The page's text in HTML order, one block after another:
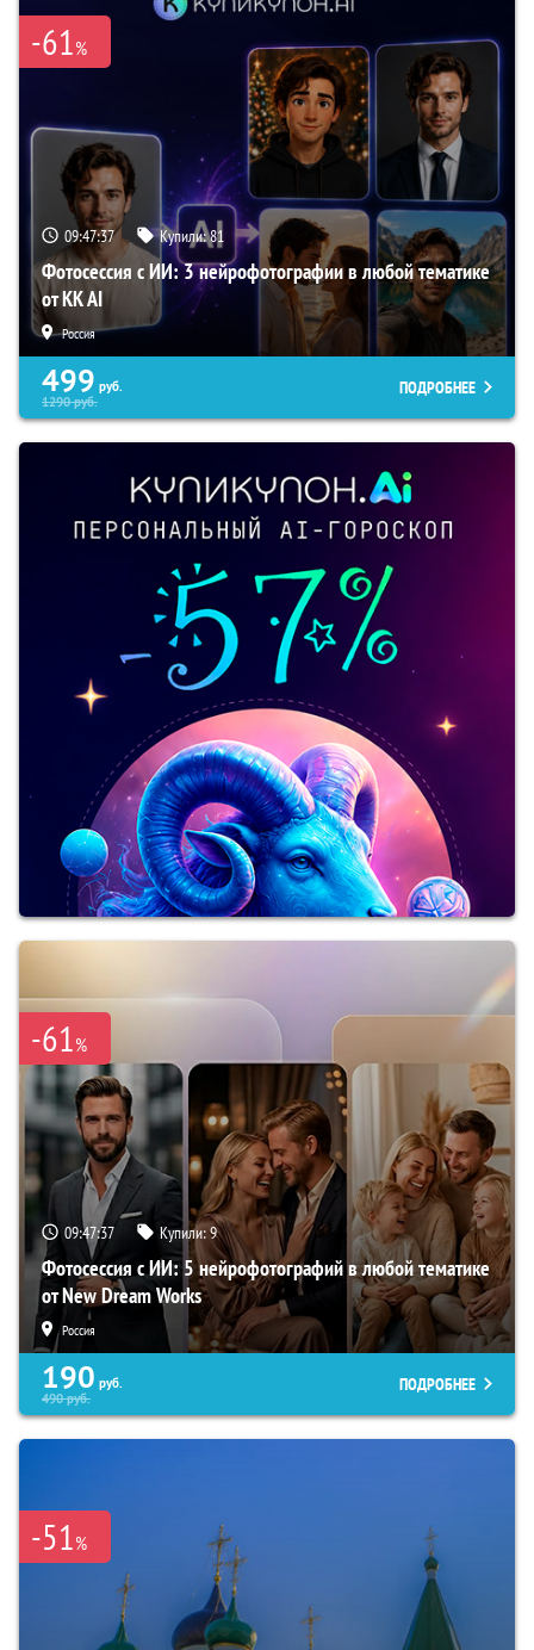
-61%
09:47:36 Купили:81
Фотосессия с ИИ: 3 нейрофотографии в любой тематике
от KK AI
Россия
499 руб.
1290руб.
ПОДРОБНЕЕ
-61%
09:47:36 Купили:9
Фотосессия с ИИ: 5 нейрофотографий в любой тематике
от New Dream Works
Россия
190 руб.
490руб.
ПОДРОБНЕЕ
-51%